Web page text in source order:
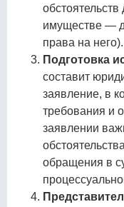
имуществе —
права на него).
Подготовка
составит
заявление, в
требования и
заявлении
обращения в